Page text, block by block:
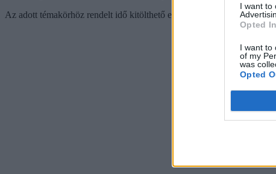
I want to
Opted In
I want to
of my
was
Opted
Az adott témakörhöz rendelt idő kitölthető egyetlen nagyobb, több